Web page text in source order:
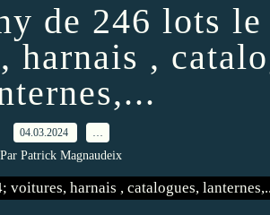
de 246 lots
harnais ,
04.03.2024 …
Par Patrick Magnaudeix